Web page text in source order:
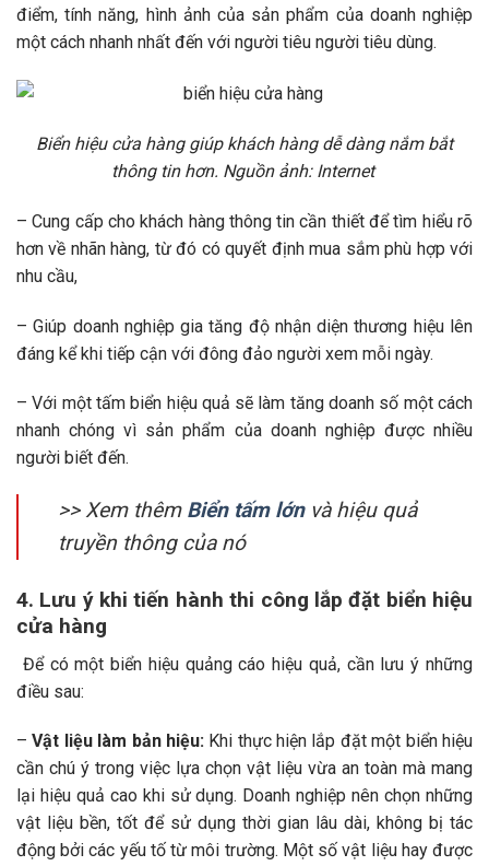
điểm, tính năng, hình ảnh của sản phẩm của doanh nghiệp
một cách nhanh nhất đến với người tiêu người tiêu dùng.
Biển hiệu cửa hàng giúp khách hàng dễ dàng nắm bắt
thông tin hơn. Nguồn ảnh: Internet
– Cung cấp cho khách hàng thông tin cần thiết để tìm hiểu rõ
hơn về nhãn hàng, từ đó có quyết định mua sắm phù hợp với
nhu cầu,
– Giúp doanh nghiệp gia tăng độ nhận diện thương hiệu lên
đáng kể khi tiếp cận với đông đảo người xem mỗi ngày.
– Với một tấm biển hiệu quả sẽ làm tăng doanh số một cách
nhanh chóng vì sản phẩm của doanh nghiệp được nhiều
người biết đến.
>> Xem thêm Biển tấm lớnvà hiệu quả
truyền thông của nó
4. Lưu ý khi tiến hành thi công lắp đặt biển hiệu
cửa hàng
Để có một biển hiệu quảng cáo hiệu quả, cần lưu ý những
điều sau:
–Vật liệu làm bản hiệu:Khi thực hiện lắp đặt một biển hiệu
cần chú ý trong việc lựa chọn vật liệu vừa an toàn mà mang
lại hiệu quả cao khi sử dụng. Doanh nghiệp nên chọn những
vật liệu bền, tốt để sử dụng thời gian lâu dài, không bị tác
động bởi các yếu tố từ môi trường. Một số vật liệu hay được